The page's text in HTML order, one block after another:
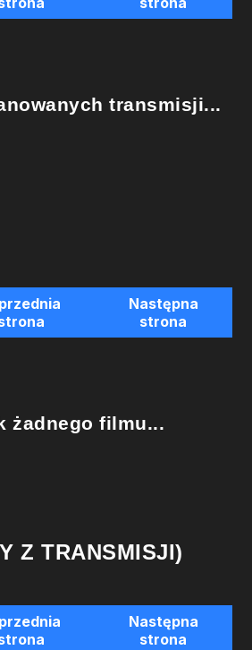
transmisji...
Następna
strona
żadnego filmu...
Z TRANSMISJI)
Następna
strona